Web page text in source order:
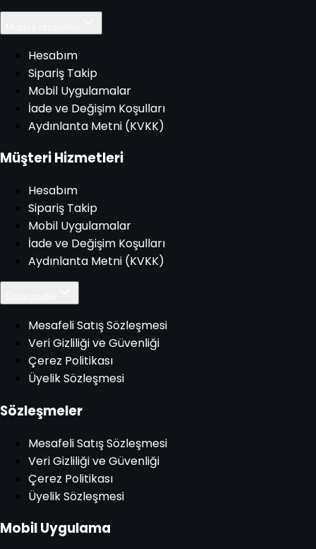
Hesabım
Sipariş Takip
Mobil Uygulamalar
İade ve Değişim Koşulları
Aydınlanta Metni (KVKK)
Müşteri Hizmetleri
Hesabım
Sipariş Takip
Mobil Uygulamalar
İade ve Değişim Koşulları
Aydınlanta Metni (KVKK)
Mesafeli Satış Sözleşmesi
Veri Gizliliği ve Güvenliği
Çerez Politikası
Üyelik Sözleşmesi
Sözleşmeler
Mesafeli Satış Sözleşmesi
Veri Gizliliği ve Güvenliği
Çerez Politikası
Üyelik Sözleşmesi
Mobil Uygulama